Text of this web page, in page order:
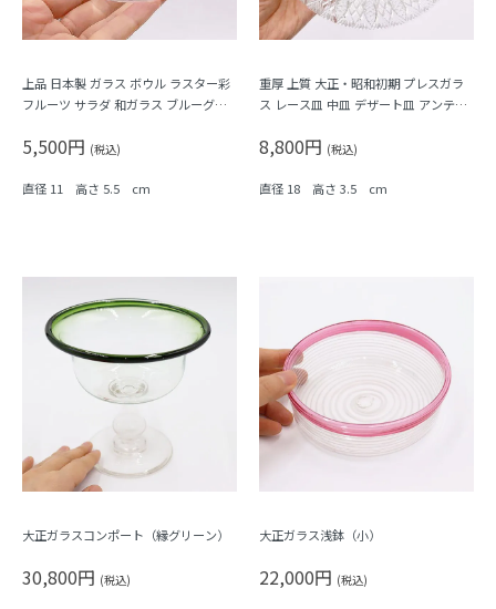
上品 日本製 ガラス ボウル ラスター彩
フルーツ サラダ 和ガラス ブルーグレ
5,500円 (税込)
直径 11 高さ 5.5 cm
重厚 上質 大正・昭和初期 プレスガラ
ス レース皿 中皿 デザート皿 アンティ
8,800円 (税込)
直径 18 高さ 3.5 cm
大正ガラスコンポート（縁グリーン）
30,800円 (税込)
大正ガラス浅鉢（小）
22,000円 (税込)